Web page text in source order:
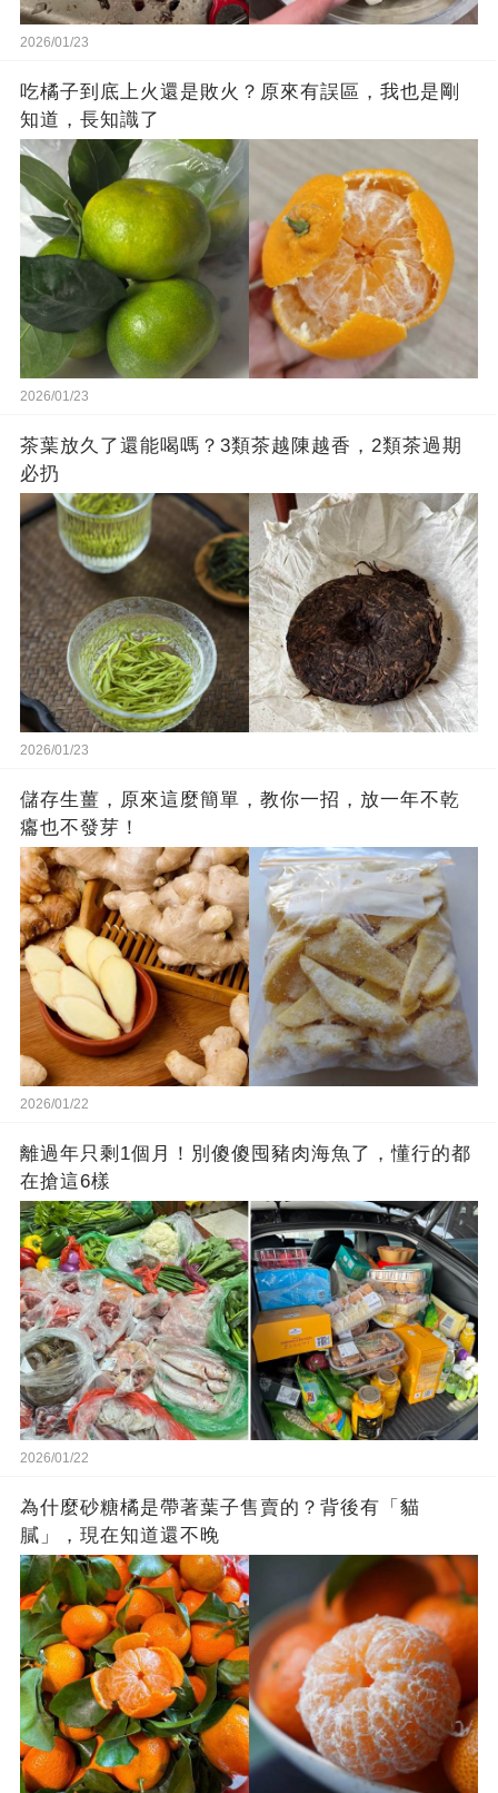
2026/01/23
吃橘子到底上火還是敗火？原來有誤區，我也是剛
知道，長知識了
2026/01/23
茶葉放久了還能喝嗎？3類茶越陳越香，2類茶過期
必扔
2026/01/23
儲存生薑，原來這麼簡單，教你一招，放一年不乾
癟也不發芽！
2026/01/22
離過年只剩1個月！別傻傻囤豬肉海魚了，懂行的都
在搶這6樣
2026/01/22
為什麼砂糖橘是帶著葉子售賣的？背後有「貓
膩」，現在知道還不晚